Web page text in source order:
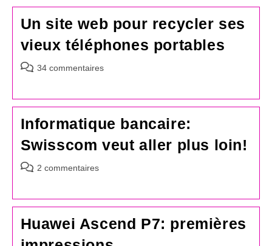
publication :
Un site web pour recycler ses
vieux téléphones portables
Commentaires
publication :
34 commentaires
Informatique bancaire:
Swisscom veut aller plus loin!
Commentaires
publication :
2 commentaires
Huawei Ascend P7: premières